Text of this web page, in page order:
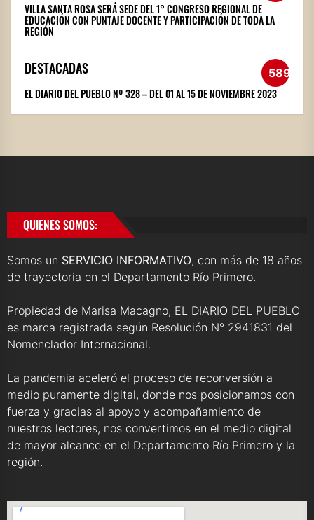
VILLA SANTA ROSA SERÁ SEDE DEL 1° CONGRESO REGIONAL DE
EDUCACIÓN CON PUNTAJE DOCENTE Y PARTICIPACIÓN DE TODA LA
REGIÓN
DESTACADAS 589
EL DIARIO DEL PUEBLO Nº 328 – DEL 01 AL 15 DE NOVIEMBRE 2023
QUIENES SOMOS:
Somos un SERVICIO INFORMATIVO, con más de 18 años
de trayectoria en el Departamento Río Primero.
Propiedad de Marisa Macagno, EL DIARIO DEL PUEBLO
es marca registrada según Resolución N° 2941831 del
Nomenclador Internacional.
La pandemia aceleró el proceso de reconversión a
medio puramente digital, donde nos posicionamos con
fuerza y gracias al apoyo y acompañamiento de
nuestros lectores, nos convertimos en el medio digital
de mayor alcance en el Departamento Río Primero y la
región.